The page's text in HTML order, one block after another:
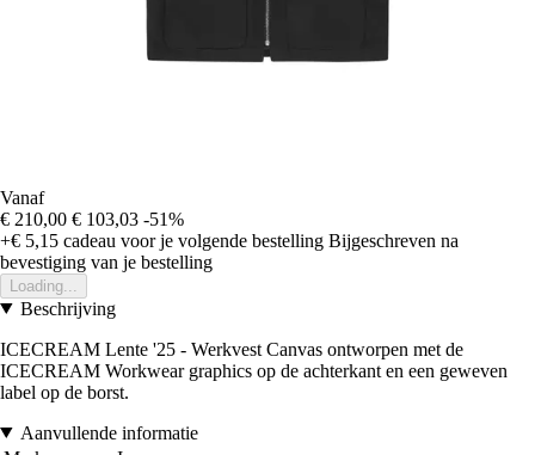
Vanaf
€ 210,00 € 103,03 -51%
+€ 5,15 cadeau voor je volgende bestelling Bijgeschreven na
bevestiging van je bestelling
Loading...
Beschrijving
ICECREAM Lente '25 - Werkvest Canvas ontworpen met de
ICECREAM Workwear graphics op de achterkant en een geweven
label op de borst.
Aanvullende informatie